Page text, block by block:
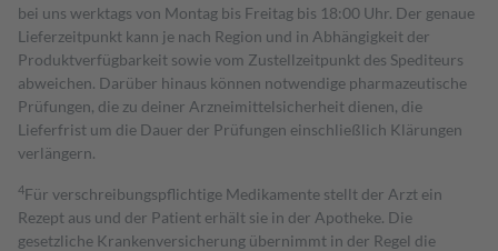
bei uns werktags von Montag bis Freitag bis 18:00 Uhr. Der genaue
Lieferzeitpunkt kann je nach Region und in Abhängigkeit der
Produktverfügbarkeit sowie vom Zustellzeitpunkt des Spediteurs
abweichen. Darüber hinaus können notwendige pharmazeutische
Prüfungen, die zu deiner Arzneimittelsicherheit dienen, die
Lieferfrist um die Dauer der Prüfungen einschließlich Klärungen
verlängern.
4Für verschreibungspflichtige Medikamente stellt der Arzt ein
Rezept aus und der Patient erhält sie in der Apotheke. Die
gesetzliche Krankenversicherung übernimmt in der Regel die